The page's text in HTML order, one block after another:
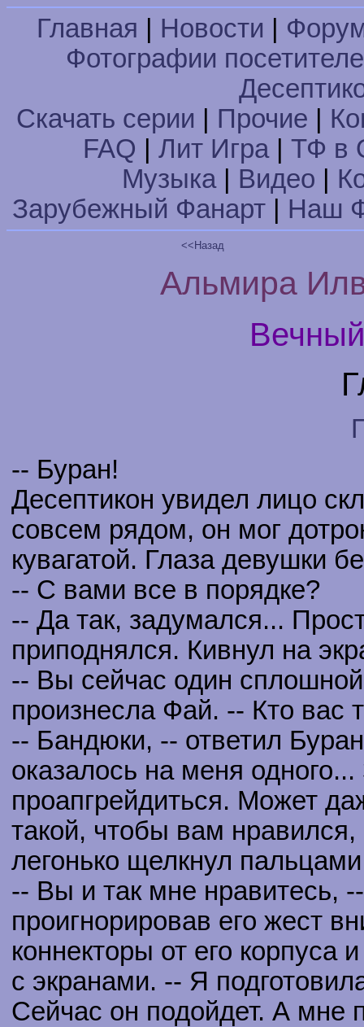
Главная Новости
Фотографии
Скачать серии
Прочие
FAQ
Лит Игра| ТФ в
Музыка| Видео
Зарубежный Фанарт
Наш
<<Назад
Альмира
-- Буран!
Десептикон увидел лицо
совсем рядом, он мог
кувагатой. Глаза девушки
-- С вами все в порядке?
-- Да так, задумался...
приподнялся. Кивнул на
-- Вы сейчас один
произнесла Фай. -- Кто вас
-- Бандюки, -- ответил
оказалось на меня
проапгрейдиться. Может
такой, чтобы вам
легонько щелкнул
-- Вы и так мне нравитесь,
проигнорировав его жест
коннекторы от его корпуса
с экранами. -- Я
Сейчас он подойдет. А мне